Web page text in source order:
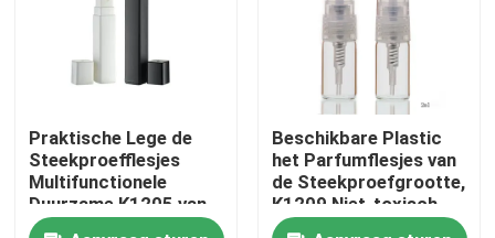
Over ons
Fabriekstocht
Kwaliteitscontrole
Neem contact met ons op
Praktische Lege de
Steekproefflesjes
Multifunctionele
Duurzame K1205 van
Parfumkeulen
Beschikbare Plastic
het Parfumflesjes van
de Steekproefgrootte,
K1209 Niet-toxisch
Mini Perfume Bottle